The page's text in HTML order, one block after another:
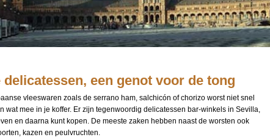
een genot voor de tong
vleeswaren zoals de serrano ham, salchicón of chorizo worst niet snel
wat mee in je koffer. Er zijn tegenwoordig delicatessen bar-winkels in Sevilla,
en daarna kunt kopen. De meeste zaken hebben naast de worsten ook
kazen en peulvruchten.